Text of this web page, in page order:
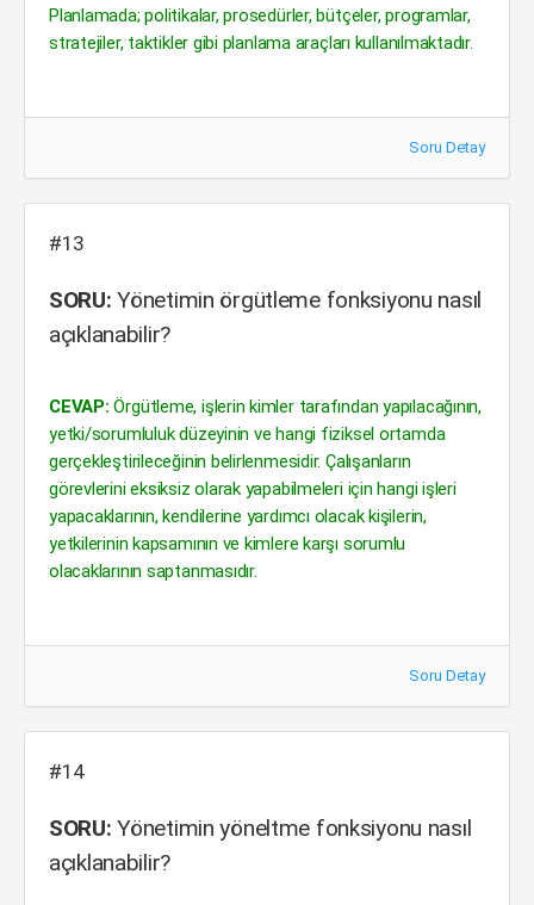
Planlamada; politikalar, prosedürler, bütçeler, programlar,
stratejiler, taktikler gibi planlama araçları kullanılmaktadır.
Soru Detay
#13
SORU: Yönetimin örgütleme fonksiyonu nasıl
açıklanabilir?
CEVAP: Örgütleme, işlerin kimler tarafından yapılacağının,
yetki/sorumluluk düzeyinin ve hangi fiziksel ortamda
gerçekleştirileceğinin belirlenmesidir. Çalışanların
görevlerini eksiksiz olarak yapabilmeleri için hangi işleri
yapacaklarının, kendilerine yardımcı olacak kişilerin,
yetkilerinin kapsamının ve kimlere karşı sorumlu
olacaklarının saptanmasıdır.
Soru Detay
#14
SORU: Yönetimin yöneltme fonksiyonu nasıl
açıklanabilir?